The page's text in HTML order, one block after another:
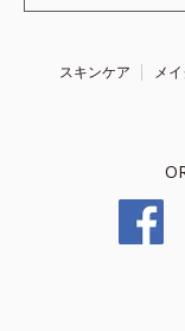
スキンケア メイ